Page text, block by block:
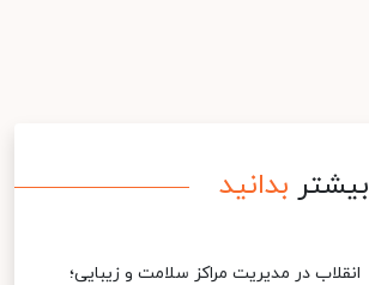
بیشتر بدانید
انقلاب در مدیریت مراکز سلامت و زیبایی؛